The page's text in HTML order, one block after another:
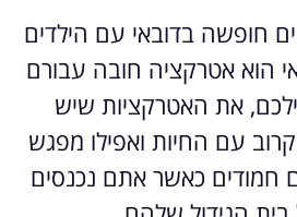
חופשה בדובאי עם הילדים
הוא אטרקציה חובה עבורם
את האטרקציות שיש
עם החיות ואפילו מפגש
חמודים כאשר אתם נכנסים